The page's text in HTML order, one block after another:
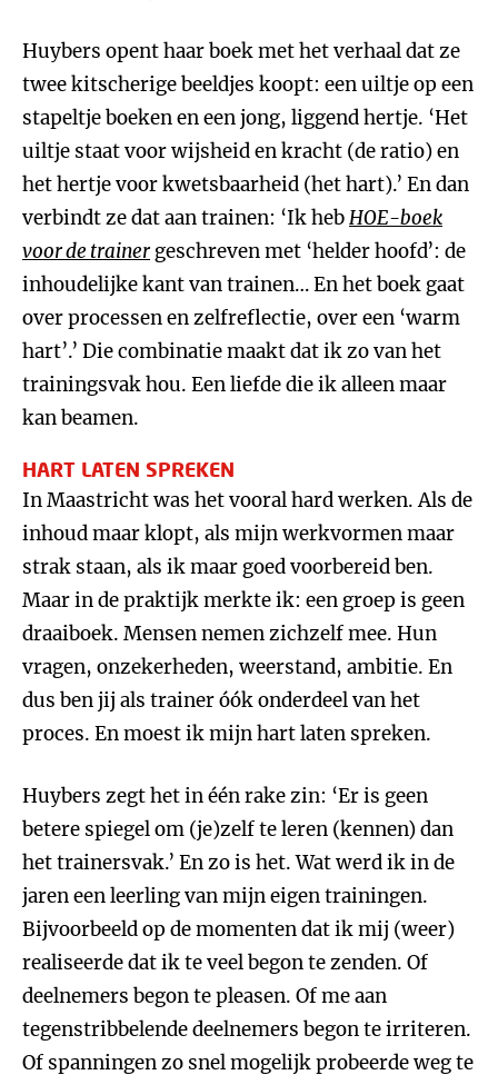
Huybers opent haar boek met het verhaal dat ze
twee kitscherige beeldjes koopt: een uiltje op een
stapeltje boeken en een jong, liggend hertje. ‘Het
uiltje staat voor wijsheid en kracht (de ratio) en
het hertje voor kwetsbaarheid (het hart).’ En dan
verbindt ze dat aan trainen: ‘Ik hebHOE-boek
voor de trainergeschreven met ‘helder hoofd’: de
inhoudelijke kant van trainen… En het boek gaat
over processen en zelfreflectie, over een ‘warm
hart’.’ Die combinatie maakt dat ik zo van het
trainingsvak hou. Een liefde die ik alleen maar
kan beamen.
HART LATEN SPREKEN
In Maastricht was het vooral hard werken. Als de
inhoud maar klopt, als mijn werkvormen maar
strak staan, als ik maar goed voorbereid ben.
Maar in de praktijk merkte ik: een groep is geen
draaiboek. Mensen nemen zichzelf mee. Hun
vragen, onzekerheden, weerstand, ambitie. En
dus ben jij als trainer óók onderdeel van het
proces. En moest ik mijn hart laten spreken.
Huybers zegt het in één rake zin: ‘Er is geen
betere spiegel om (je)zelf te leren (kennen) dan
het trainersvak.’ En zo is het. Wat werd ik in de
jaren een leerling van mijn eigen trainingen.
Bijvoorbeeld op de momenten dat ik mij (weer)
realiseerde dat ik te veel begon te zenden. Of
deelnemers begon te pleasen. Of me aan
tegenstribbelende deelnemers begon te irriteren.
Of spanningen zo snel mogelijk probeerde weg te